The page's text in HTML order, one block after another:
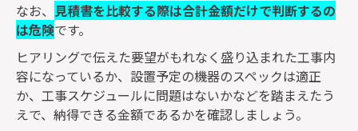
なお、 見積書を比較する際は合計金額だけで判断するの
は危険です。
ヒアリングで伝えた要望がもれなく盛り込まれた工事内
容になっているか、設置予定の機器のスペックは適正
か、工事スケジュールに問題はないかなどを踏まえたう
えで、納得できる金額であるかを確認しましょう。